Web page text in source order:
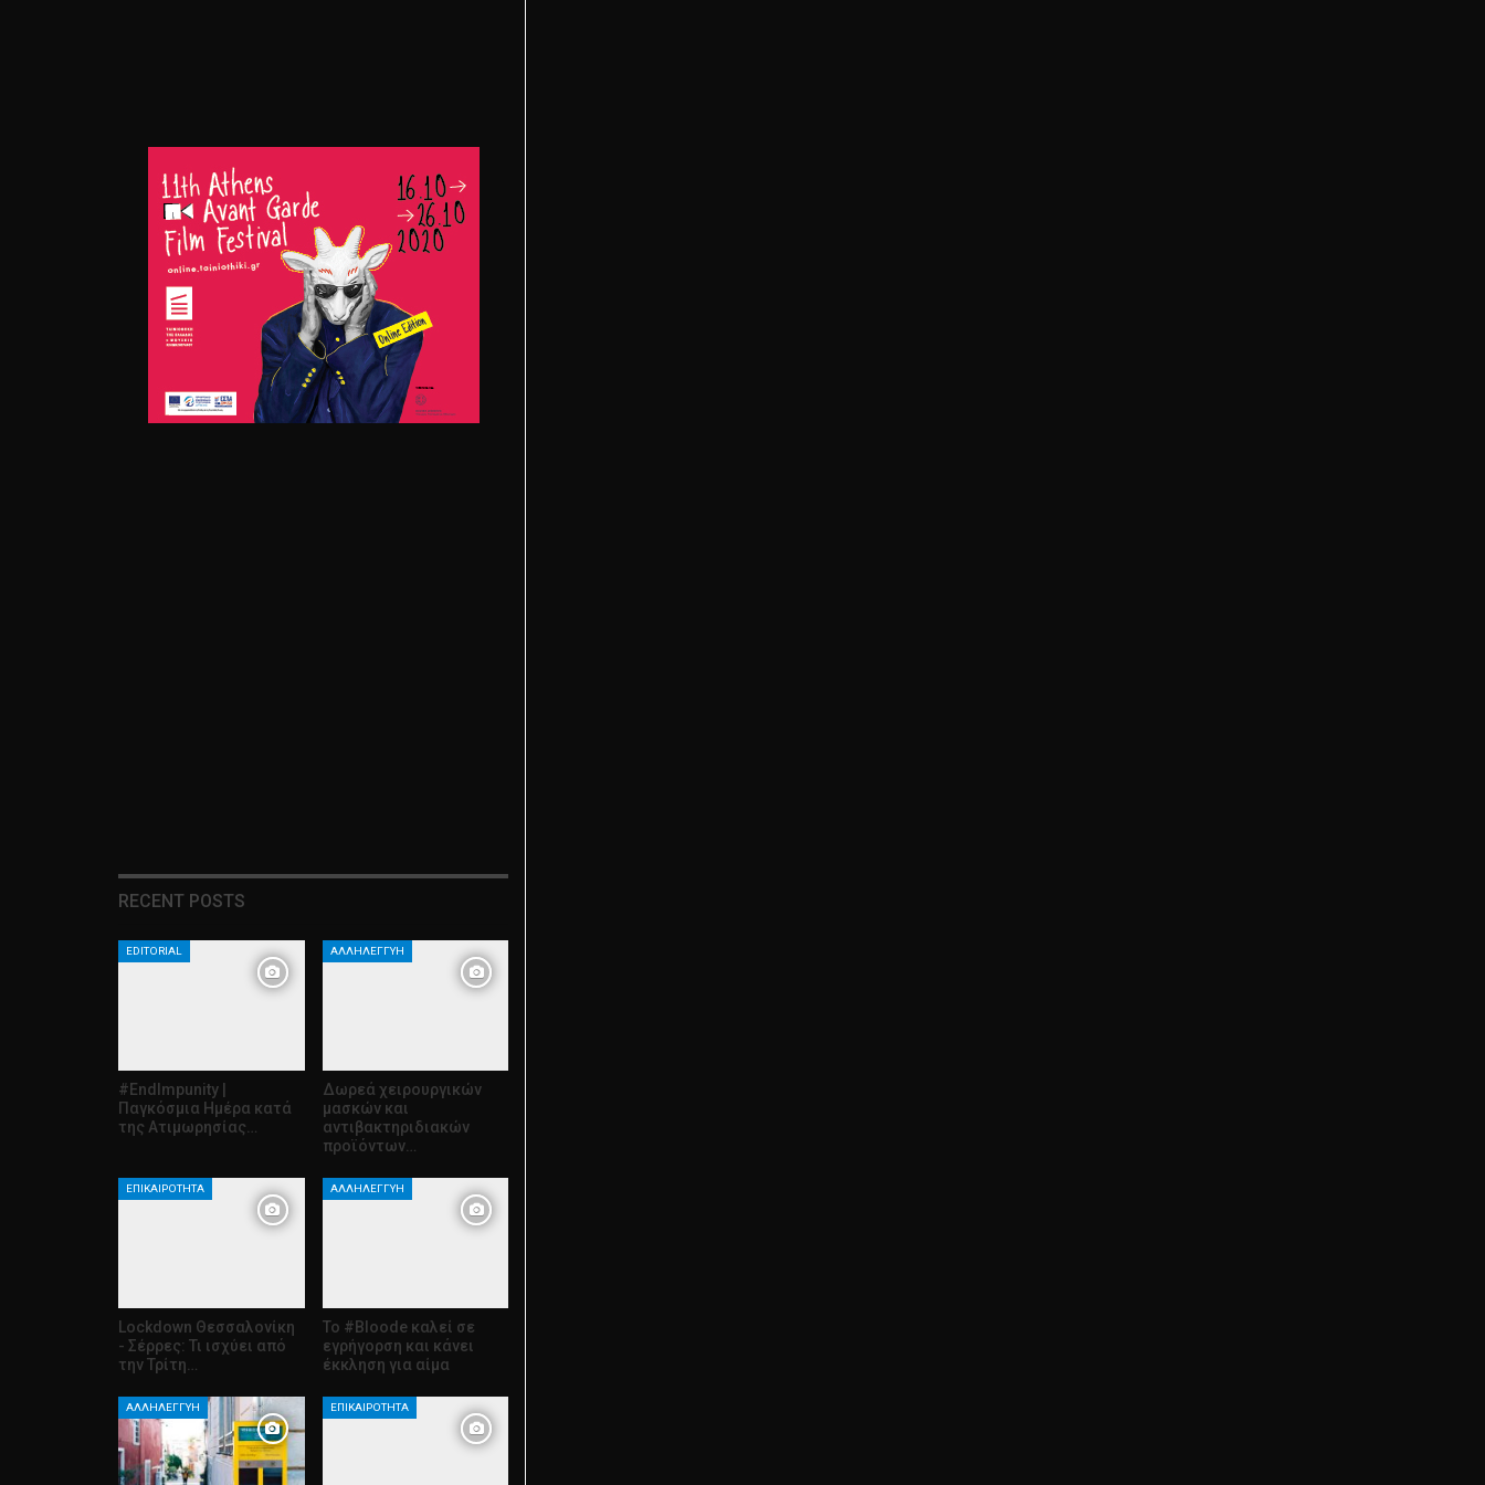
RECENT POSTS
EDITORIAL
#EndImpunity |
Παγκόσμια Ημέρα κατά
της Ατιμωρησίας…
ΑΛΛΗΛΕΓΓΎΗ
Δωρεά χειρουργικών
μασκών και
αντιβακτηριδιακών
προϊόντων…
ΕΠΙΚΑΙΡΌΤΗΤΑ
Lockdown Θεσσαλονίκη
- Σέρρες: Τι ισχύει από
την Τρίτη…
ΑΛΛΗΛΕΓΓΎΗ
Το #Bloode καλεί σε
εγρήγορση και κάνει
έκκληση για αίμα
ΑΛΛΗΛΕΓΓΎΗ ΕΠΙΚΑΙΡΌΤΗΤΑ